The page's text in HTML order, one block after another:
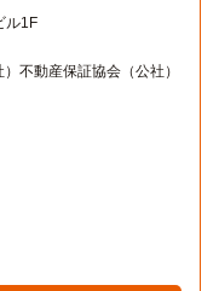
ル1F
不動産保証協会（公社）